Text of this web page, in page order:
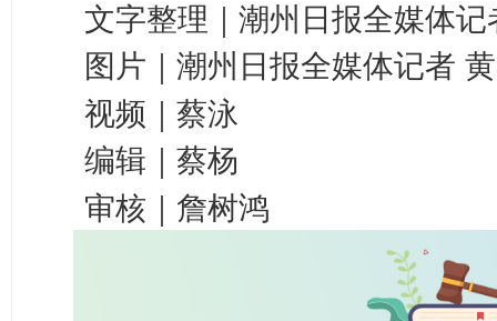
文字整理｜潮州日报全媒体
图片｜潮州日报全媒体记者
视频｜蔡泳
编辑｜蔡杨
审核｜詹树鸿